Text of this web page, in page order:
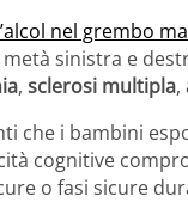
nel grembo
sinistra e
, sclerosi multipla,
che i bambini
cognitive
o fasi sicure